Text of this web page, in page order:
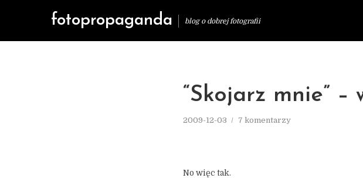
fotopropaganda blog o dobrej fotografii
“Skojarz mnie” –
2009-12-03 7 komentarzy
No więc tak.